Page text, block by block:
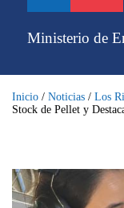
contenidoMinisterio de
Inicio / Noticias / Los
Stock de Pellet y